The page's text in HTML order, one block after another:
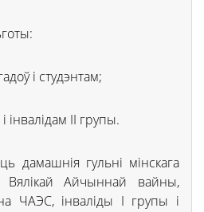
і студэнтам;
інвалідам II групы.
дамашнія гульні мінскага
Айчыннай вайны,
ЧАЭС, інваліды I групы і